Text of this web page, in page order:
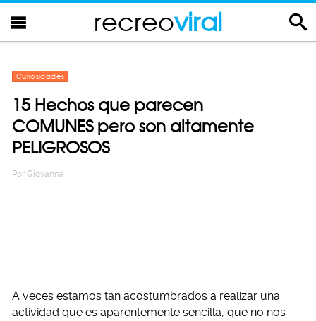
recreoviral
Curiosidades
15 Hechos que parecen
COMUNES pero son altamente
PELIGROSOS
Por Giovanna
A veces estamos tan acostumbrados a realizar una
actividad que es aparentemente sencilla, que no nos